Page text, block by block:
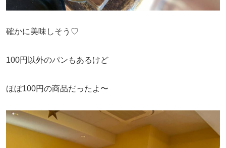
確かに美味しそう♡
100円以外のパンもあるけど
ほぼ100円の商品だったよ〜